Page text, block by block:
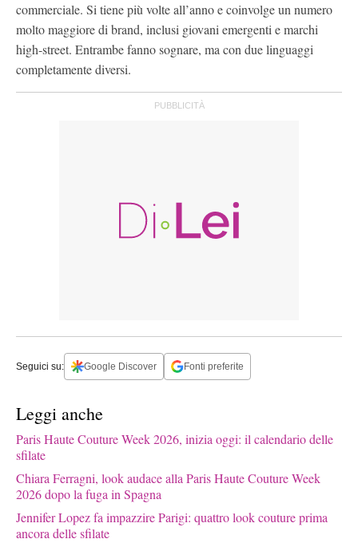
commerciale. Si tiene più volte all’anno e coinvolge un numero
molto maggiore di brand, inclusi giovani emergenti e marchi
high-street. Entrambe fanno sognare, ma con due linguaggi
completamente diversi.
Seguici su: Google Discover Fonti preferite
Leggi anche
Paris Haute Couture Week 2026, inizia oggi: il calendario delle
sfilate
Chiara Ferragni, look audace alla Paris Haute Couture Week
2026 dopo la fuga in Spagna
Jennifer Lopez fa impazzire Parigi: quattro look couture prima
ancora delle sfilate